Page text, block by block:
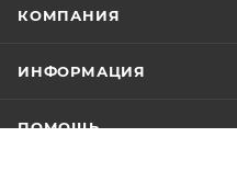
КОМПАНИЯ
ИНФОРМАЦИЯ
ПОМОЩЬ